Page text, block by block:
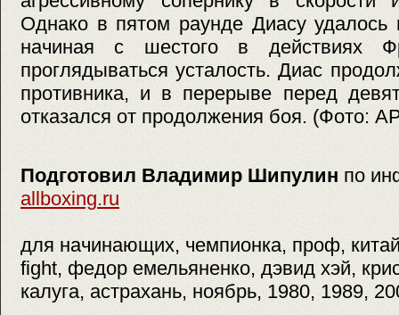
Однако в пятом раунде Диасу удалось
начиная с шестого в действиях
проглядываться усталость. Диас
противника, и в перерыве перед
отказался от продолжения боя. (Фото:
Подготовил Владимир Шипулин по
allboxing.ru
для начинающих, чемпионка, проф,
fight, федор емельяненко, дэвид хэй,
калуга, астрахань, ноябрь, 1980, 1989,